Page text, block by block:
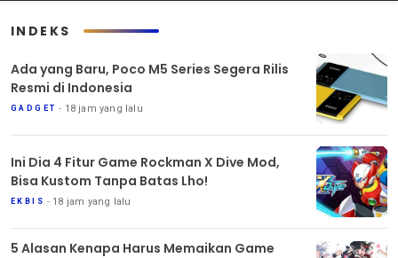
INDEKS
Ada yang Baru, Poco M5 Series Segera Rilis
Resmi di Indonesia
GADGET 18 jam yang lalu
Ini Dia 4 Fitur Game Rockman X Dive Mod,
Bisa Kustom Tanpa Batas Lho!
EKBIS 18 jam yang lalu
5 Alasan Kenapa Harus Memaikan Game